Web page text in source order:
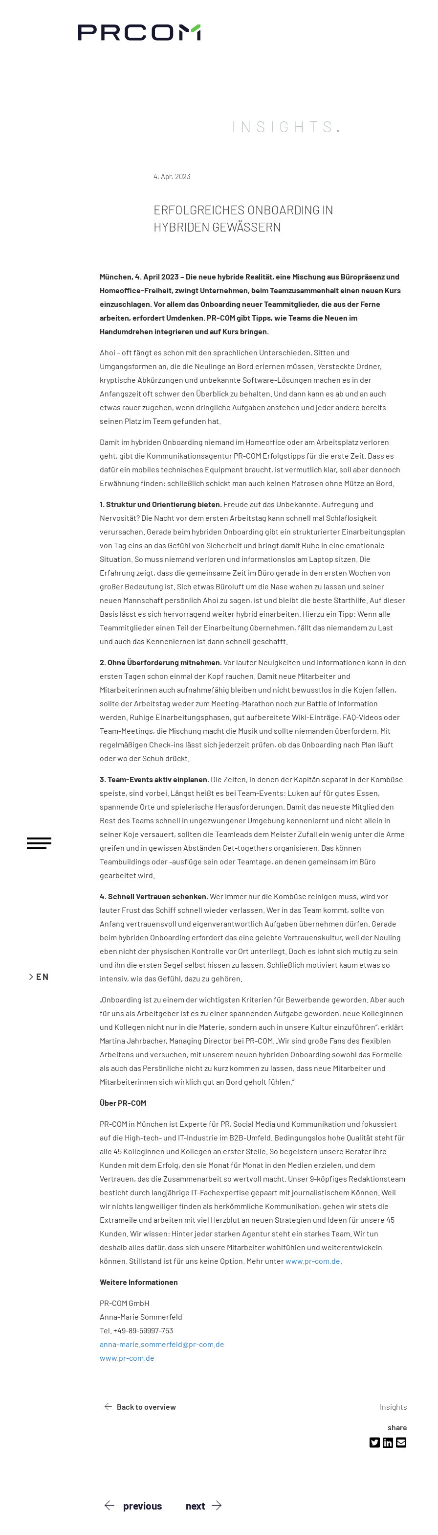
EN
INSIGHTS
4. Apr. 2023
ERFOLGREICHES ONBOARDING IN
HYBRIDEN GEWÄSSERN
München, 4. April 2023 – Die neue hybride Realität, eine Mischung aus Büropräsenz und
Homeoffice-Freiheit, zwingt Unternehmen, beim Teamzusammenhalt einen neuen Kurs
einzuschlagen. Vor allem das Onboarding neuer Teammitglieder, die aus der Ferne
arbeiten, erfordert Umdenken. PR-COM gibt Tipps, wie Teams die Neuen im
Handumdrehen integrieren und auf Kurs bringen.
Ahoi – oft fängt es schon mit den sprachlichen Unterschieden, Sitten und
Umgangsformen an, die die Neulinge an Bord erlernen müssen. Versteckte Ordner,
kryptische Abkürzungen und unbekannte Software-Lösungen machen es in der
Anfangszeit oft schwer den Überblick zu behalten. Und dann kann es ab und an auch
etwas rauer zugehen, wenn dringliche Aufgaben anstehen und jeder andere bereits
seinen Platz im Team gefunden hat.
Damit im hybriden Onboarding niemand im Homeoffice oder am Arbeitsplatz verloren
geht, gibt die Kommunikationsagentur PR-COM Erfolgstipps für die erste Zeit. Dass es
dafür ein mobiles technisches Equipment braucht, ist vermutlich klar, soll aber dennoch
Erwähnung finden: schließlich schickt man auch keinen Matrosen ohne Mütze an Bord.
1. Struktur und Orientierung bieten.Freude auf das Unbekannte, Aufregung und
Nervosität? Die Nacht vor dem ersten Arbeitstag kann schnell mal Schlaflosigkeit
verursachen. Gerade beim hybriden Onboarding gibt ein strukturierter Einarbeitungsplan
von Tag eins an das Gefühl von Sicherheit und bringt damit Ruhe in eine emotionale
Situation. So muss niemand verloren und informationslos am Laptop sitzen. Die
Erfahrung zeigt, dass die gemeinsame Zeit im Büro gerade in den ersten Wochen von
großer Bedeutung ist. Sich etwas Büroluft um die Nase wehen zu lassen und seiner
neuen Mannschaft persönlich Ahoi zu sagen, ist und bleibt die beste Starthilfe. Auf dieser
Basis lässt es sich hervorragend weiter hybrid einarbeiten. Hierzu ein Tipp: Wenn alle
Teammitglieder einen Teil der Einarbeitung übernehmen, fällt das niemandem zu Last
und auch das Kennenlernen ist dann schnell geschafft.
2. Ohne Überforderung mitnehmen.Vor lauter Neuigkeiten und Informationen kann in den
ersten Tagen schon einmal der Kopf rauchen. Damit neue Mitarbeiter und
Mitarbeiterinnen auch aufnahmefähig bleiben und nicht bewusstlos in die Kojen fallen,
sollte der Arbeitstag weder zum Meeting-Marathon noch zur Battle of Information
werden. Ruhige Einarbeitungsphasen, gut aufbereitete Wiki-Einträge, FAQ-Videos oder
Team-Meetings, die Mischung macht die Musik und sollte niemanden überfordern. Mit
regelmäßigen Check-ins lässt sich jederzeit prüfen, ob das Onboarding nach Plan läuft
oder wo der Schuh drückt.
3. Team-Events aktiv einplanen.Die Zeiten, in denen der Kapitän separat in der Kombüse
speiste, sind vorbei. Längst heißt es bei Team-Events: Luken auf für gutes Essen,
spannende Orte und spielerische Herausforderungen. Damit das neueste Mitglied den
Rest des Teams schnell in ungezwungener Umgebung kennenlernt und nicht allein in
seiner Koje versauert, sollten die Teamleads dem Meister Zufall ein wenig unter die Arme
greifen und in gewissen Abständen Get-togethers organisieren. Das können
Teambuildings oder -ausflüge sein oder Teamtage, an denen gemeinsam im Büro
gearbeitet wird.
4. Schnell Vertrauen schenken.Wer immer nur die Kombüse reinigen muss, wird vor
lauter Frust das Schiff schnell wieder verlassen. Wer in das Team kommt, sollte von
Anfang vertrauensvoll und eigenverantwortlich Aufgaben übernehmen dürfen. Gerade
beim hybriden Onboarding erfordert das eine gelebte Vertrauenskultur, weil der Neuling
eben nicht der physischen Kontrolle vor Ort unterliegt. Doch es lohnt sich mutig zu sein
und ihn die ersten Segel selbst hissen zu lassen. Schließlich motiviert kaum etwas so
intensiv, wie das Gefühl, dazu zu gehören.
„Onboarding ist zu einem der wichtigsten Kriterien für Bewerbende geworden. Aber auch
für uns als Arbeitgeber ist es zu einer spannenden Aufgabe geworden, neue Kolleginnen
und Kollegen nicht nur in die Materie, sondern auch in unsere Kultur einzuführen“, erklärt
Martina Jahrbacher, Managing Director bei PR-COM. „Wir sind große Fans des flexiblen
Arbeitens und versuchen, mit unserem neuen hybriden Onboarding sowohl das Formelle
als auch das Persönliche nicht zu kurz kommen zu lassen, dass neue Mitarbeiter und
Mitarbeiterinnen sich wirklich gut an Bord geholt fühlen.“
Über PR-COM
PR-COM in München ist Experte für PR, Social Media und Kommunikation und fokussiert
auf die High-tech- und IT-Industrie im B2B-Umfeld. Bedingungslos hohe Qualität steht für
alle 45 Kolleginnen und Kollegen an erster Stelle. So begeistern unsere Berater ihre
Kunden mit dem Erfolg, den sie Monat für Monat in den Medien erzielen, und dem
Vertrauen, das die Zusammenarbeit so wertvoll macht. Unser 9-köpfiges Redaktionsteam
besticht durch langjährige IT-Fachexpertise gepaart mit journalistischem Können. Weil
wir nichts langweiliger finden als herkömmliche Kommunikation, gehen wir stets die
Extrameile und arbeiten mit viel Herzblut an neuen Strategien und Ideen für unsere 45
Kunden. Wir wissen: Hinter jeder starken Agentur steht ein starkes Team. Wir tun
deshalb alles dafür, dass sich unsere Mitarbeiter wohlfühlen und weiterentwickeln
können. Stillstand ist für uns keine Option. Mehr unterwww.pr-com.de
Weitere Informationen
PR-COM GmbH
Anna-Marie Sommerfeld
Tel. +49-89-59997-753
anna-marie.sommerfeld@pr-com.de
www.pr-com.de
Back to overview Insights
share
previous next